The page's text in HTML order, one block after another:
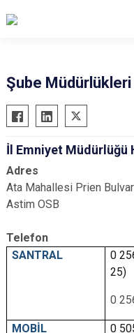
Şube Müdürlükleri
İl Emniyet Müdürlüğü
Adres
Ata Mahallesi Prien
Astim OSB
Telefon
SANTRAL
0
25)
0
MOBİL 0